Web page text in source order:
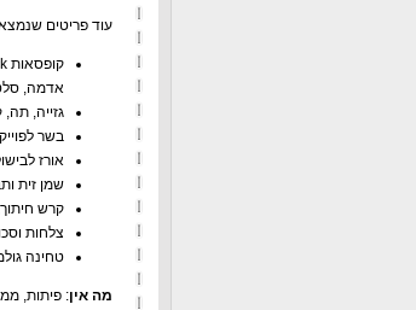
עוד פריטים
אדמה,
גזייה,
בשר
אורז
שמן זית
קרש
צלחות
טחינה
מה אין: פיתות,